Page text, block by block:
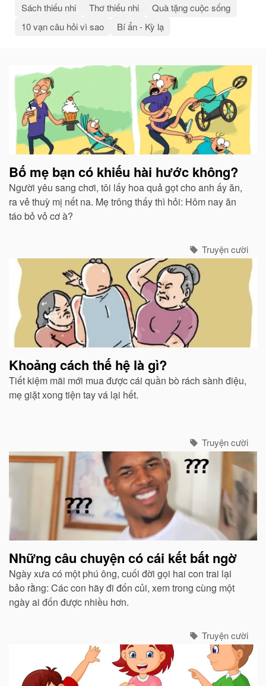
Sách thiếu nhi Thơ thiếu nhi
Quà tặng cuộc sống
10 vạn câu hỏi vì sao
Bí ẩn - Kỳ lạ
Bài
liên
quan
Bố mẹ bạn có khiếu hài hước không?
Người yêu sang chơi, tôi lấy hoa quả gọt cho anh ấy ăn,
ra vẻ thuỳ mị nết na. Mẹ trông thấy thì hỏi: Hôm nay ăn
táo bỏ vỏ cơ à?
Truyện cười
Khoảng cách thế hệ là gì?
Tiết kiệm mãi mới mua được cái quần bò rách sành điệu,
mẹ giặt xong tiện tay vá lại hết.
Truyện cười
Những câu chuyện có cái kết bất ngờ
Ngày xưa có một phú ông, cuối đời gọi hai con trai lại
bảo rằng: Các con hãy đi đốn củi, xem trong cùng một
ngày ai đốn được nhiều hơn.
Truyện cười